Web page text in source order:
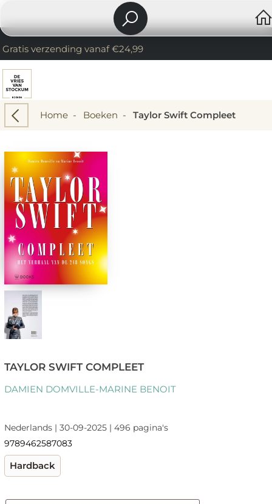
Gratis verzending vanaf €24,99
Home- Boeken - Taylor Swift Compleet
TAYLOR SWIFT COMPLEET
DAMIEN DOMVILLE-MARINE BENOIT
Nederlands | 30-09-2025 | 496 pagina's
9789462587083
Hardback